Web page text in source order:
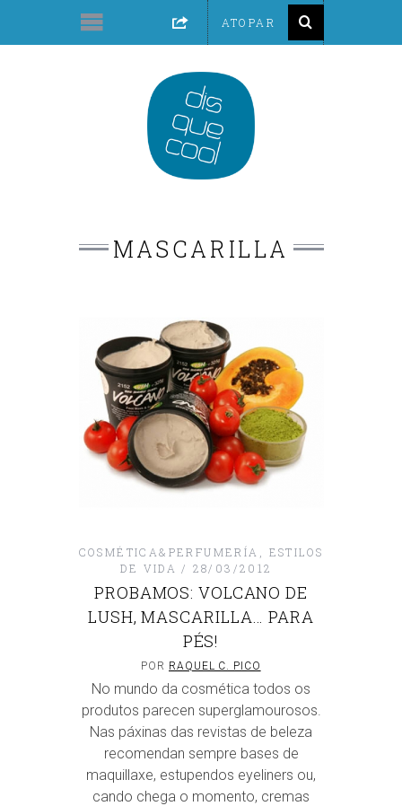
MASCARILLA
COSMÉTICA&PERFUMERÍA
ESTILOS
DE VIDA
28/03/2012
PROBAMOS: VOLCANO DE
LUSH, MASCARILLA… PARA
PÉS!
POR RAQUEL C. PICO
No mundo da cosmética todos os
produtos parecen superglamourosos.
Nas páxinas das revistas de beleza
recomendan sempre bases de
maquillaxe, estupendos eyeliners ou,
cando chega o momento, cremas